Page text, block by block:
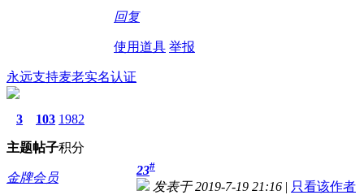
回复
使用道具 举报
永远支持麦老实名认证
3
主题
103
帖子
1982
积分
金牌会员
23#
发表于 2019-7-19 21:16 | 只看该作者